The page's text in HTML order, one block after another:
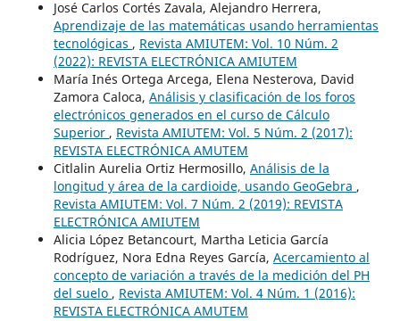
José Carlos Cortés Zavala, Alejandro Herrera,
Aprendizaje de las matemáticas usando herramientas
tecnológicas , Revista AMIUTEM: Vol. 10 Núm. 2
(2022): REVISTA ELECTRÓNICA AMIUTEM
María Inés Ortega Arcega, Elena Nesterova, David
Zamora Caloca, Análisis y clasificación de los foros
electrónicos generados en el curso de Cálculo
Superior , Revista AMIUTEM: Vol. 5 Núm. 2 (2017):
REVISTA ELECTRÓNICA AMUTEM
Citlalin Aurelia Ortiz Hermosillo, Análisis de la
longitud y área de la cardioide, usando GeoGebra ,
Revista AMIUTEM: Vol. 7 Núm. 2 (2019): REVISTA
ELECTRÓNICA AMIUTEM
Alicia López Betancourt, Martha Leticia García
Rodríguez, Nora Edna Reyes García, Acercamiento al
concepto de variación a través de la medición del PH
del suelo , Revista AMIUTEM: Vol. 4 Núm. 1 (2016):
REVISTA ELECTRÓNICA AMUTEM